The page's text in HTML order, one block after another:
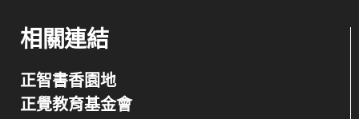
相關連結
正智書香園地
正覺教育基金會